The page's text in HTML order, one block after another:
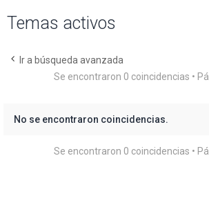
Temas activos
Ir a búsqueda avanzada
Se encontraron 0 coincidencias •
No se encontraron coincidencias.
Se encontraron 0 coincidencias •